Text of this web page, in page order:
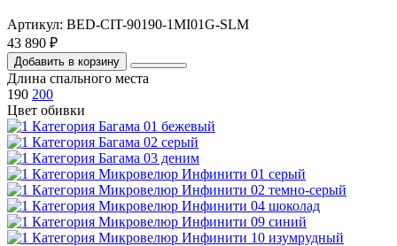
Артикул: BED-CIT-90190-1MI01G-SLM
43 890 ₽
Добавить в корзину
Длина спального места
190 200
Цвет обивки